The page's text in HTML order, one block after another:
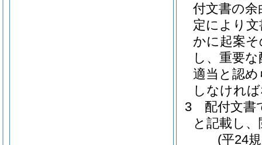
付文書の
定により
かに起案
し、重要
適当と認
しなけれ
3
配付文書
と記載し
(平24